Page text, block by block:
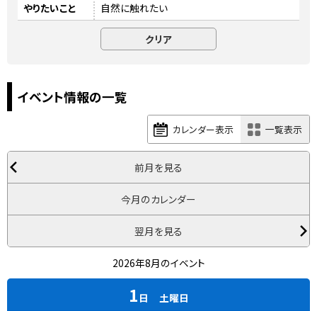
やりたいこと 自然に触れたい
イベント情報の一覧
カレンダー表示 一覧表示
前月を見る
今月のカレンダー
翌月を見る
2026年8月のイベント
1 日 土曜日